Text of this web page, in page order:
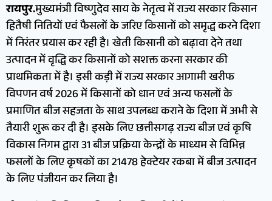
रायपुर.मुख्यमंत्री विष्णुदेव साय के नेतृत्व में राज्य सरकार किसान
हितैषी नितियों एवं फैसलों के जरिए किसानों को समृद्ध करने दिशा
में निरंतर प्रयास कर रही है। खेती किसानी को बढ़ावा देने तथा
उत्पादन में वृद्धि कर किसानों को सशक्त करना सरकार की
प्राथमिकता में है। इसी कड़ी में राज्य सरकार आगामी खरीफ
विपणन वर्ष 2026 में किसानों को धान एवं अन्य फसलों के
प्रमाणित बीज सहजता के साथ उपलब्ध कराने के दिशा में अभी से
तैयारी शुरू कर दी है। इसके लिए छत्तीसगढ़ राज्य बीज एवं कृषि
विकास निगम द्वारा 31 बीज प्रक्रिया केन्द्रों के माध्यम से विभिन्न
फसलों के लिए कृषकों का 21478 हेक्टेयर रकबा में बीज उत्पादन
के लिए पंजीयन कर लिया है।